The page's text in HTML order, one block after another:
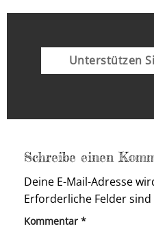
Unterstützen
Schreibe einen
Deine E-Mail-Adresse
Erforderliche Felder
Kommentar *